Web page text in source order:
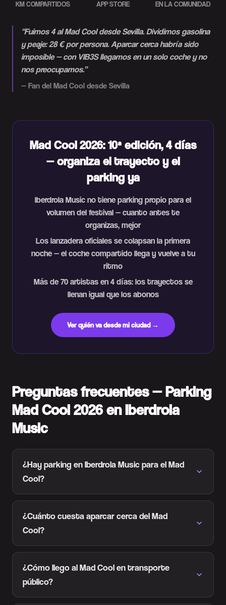
KM COMPARTIDOS APP STORE EN LA COMUNIDAD
“Fuimos 4 al Mad Cool desde Sevilla. Dividimos gasolina
y peaje: 28 € por persona. Aparcar cerca habría sido
imposible — con VIB3S llegamos en un solo coche y no
nos preocupamos.”
— Fan del Mad Cool desde Sevilla
Mad Cool 2026: 10ª edición, 4 días
— organiza el trayecto y el
parking ya
Iberdrola Music no tiene parking propio para el
volumen del festival — cuanto antes te
organizas, mejor
Los lanzadera oficiales se colapsan la primera
noche — el coche compartido llega y vuelve a tu
ritmo
Más de 70 artistas en 4 días: los trayectos se
llenan igual que los abonos
Ver quién va desde mi ciudad →
Preguntas frecuentes — Parking
Mad Cool 2026 en Iberdrola
Music
¿Hay parking en Iberdrola Music para el Mad
Cool?
¿Cuánto cuesta aparcar cerca del Mad
Cool?
¿Cómo llego al Mad Cool en transporte
público?